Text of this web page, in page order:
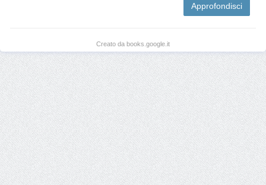
Approfondisci
Creato da books.google.it